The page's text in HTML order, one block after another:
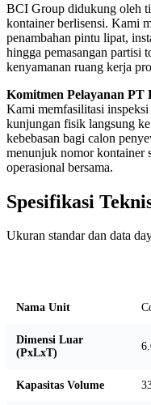
BCI Group didukung oleh
kontainer berlisensi. Kami
penambahan pintu lipat,
hingga pemasangan partisi
kenyamanan ruang kerja
Komitmen Pelayanan PT
Kami memfasilitasi
kunjungan fisik langsung
kebebasan bagi calon
menunjuk nomor kontainer
operasional bersama.
Spesifikasi
Ukuran standar dan data
Nama Unit
Dimensi Luar
(PxLxT)
Kapasitas Volume